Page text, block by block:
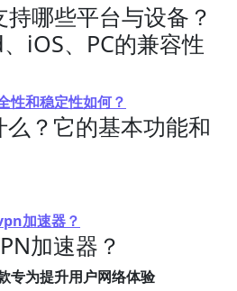
哪些平台与设备？
iOS、PC的兼容性
性和稳定性如何？
？它的基本功能和
加速器？
加速器？
专为提升用户网络体验